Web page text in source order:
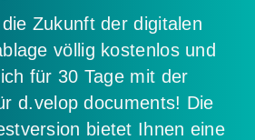
Zukunft der digitalen
völlig kostenlos und
für 30 Tage mit der
d.velop documents! Die
bietet Ihnen eine